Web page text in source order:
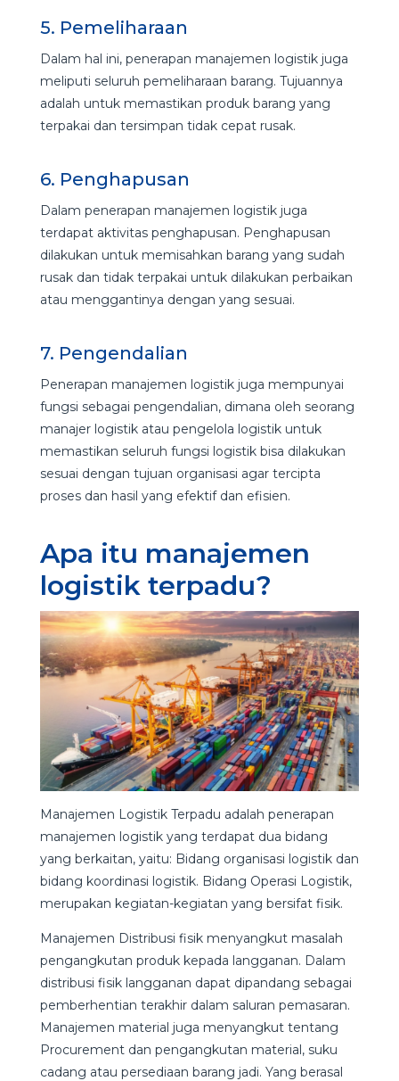
5. Pemeliharaan
Dalam hal ini, penerapan manajemen logistik juga
meliputi seluruh pemeliharaan barang. Tujuannya
adalah untuk memastikan produk barang yang
terpakai dan tersimpan tidak cepat rusak.
6. Penghapusan
Dalam penerapan manajemen logistik juga
terdapat aktivitas penghapusan. Penghapusan
dilakukan untuk memisahkan barang yang sudah
rusak dan tidak terpakai untuk dilakukan perbaikan
atau menggantinya dengan yang sesuai.
7. Pengendalian
Penerapan manajemen logistik juga mempunyai
fungsi sebagai pengendalian, dimana oleh seorang
manajer logistik atau pengelola logistik untuk
memastikan seluruh fungsi logistik bisa dilakukan
sesuai dengan tujuan organisasi agar tercipta
proses dan hasil yang efektif dan efisien.
Apa itu manajemen
logistik terpadu?
Manajemen Logistik Terpadu adalah penerapan
manajemen logistik yang terdapat dua bidang
yang berkaitan, yaitu: Bidang organisasi logistik dan
bidang koordinasi logistik. Bidang Operasi Logistik,
merupakan kegiatan-kegiatan yang bersifat fisik.
Manajemen Distribusi fisik menyangkut masalah
pengangkutan produk kepada langganan. Dalam
distribusi fisik langganan dapat dipandang sebagai
pemberhentian terakhir dalam saluran pemasaran.
Manajemen material juga menyangkut tentang
Procurement dan pengangkutan material, suku
cadang atau persediaan barang jadi. Yang berasal